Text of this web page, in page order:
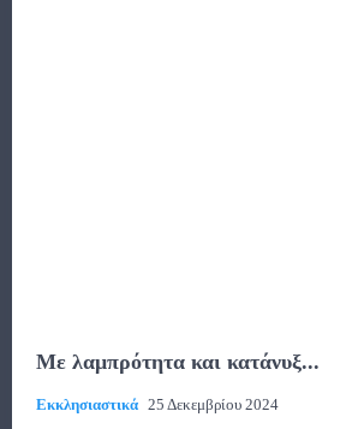
Με λαμπρότητα και κατάνυξ...
Εκκλησιαστικά 25 Δεκεμβρίου 2024